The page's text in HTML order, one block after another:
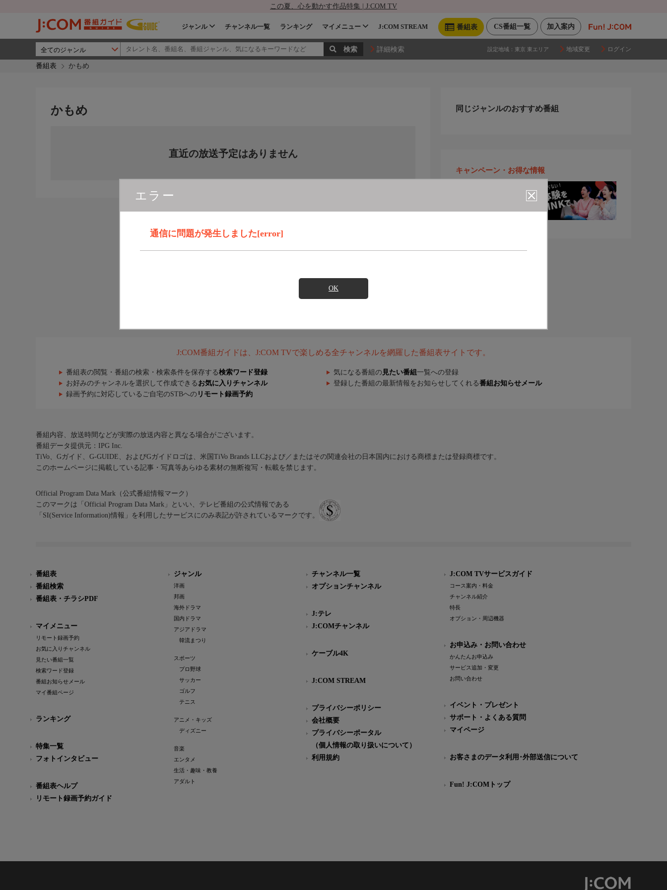
この夏、心を動かす作品特集 | J:COM TV
加入案内
CS番組一覧
番組表
ジャンル チャンネル一覧 ランキング マイメニュー J:COM STREAM
詳細検索 設定地域： 東京 東エリア 地域変更 ログイン
番組表 かもめ
エラー
通信に問題が発生しました[error]
OK
かもめ
直近の放送予定はありません
同じジャンルのおすすめ番組
キャンペーン・お得な情報
J:COM番組ガイドは、J:COM TVで楽しめる全チャンネルを網羅した番組表サイトです。
番組表の閲覧・番組の検索・検索条件を保存する検索ワード登録 気になる番組の 見たい番組 一覧への登録
お好みのチャンネルを選択して作成できる お気に入りチャンネル 登録した番組の最新情報をお知らせしてくれる番組お知らせメール
録画予約に対応しているご自宅のSTBへの リモート録画予約
番組内容、放送時間などが実際の放送内容と異なる場合がございます。
番組データ提供元：IPG Inc.
TiVo、Gガイド、G-GUIDE、およびGガイドロゴは、米国TiVo Brands LLCおよび／またはその関連会社の日本国内における商標または登録商標です。
このホームページに掲載している記事・写真等あらゆる素材の無断複写・転載を禁じます。
Official Program Data Mark（公式番組情報マーク）
このマークは「Official Program Data Mark」といい、テレビ番組の公式情報である
「SI(Service Information)情報」を利用したサービスにのみ表記が許されているマークです。
番組表
番組検索
番組表・チラシPDF
マイメニュー
リモート録画予約
お気に入りチャンネル
見たい番組一覧
検索ワード登録
番組お知らせメール
マイ番組ページ
ランキング
特集一覧
フォトインタビュー
番組表ヘルプ
リモート録画予約ガイド
ジャンル
洋画
邦画
海外ドラマ
国内ドラマ
アジアドラマ
韓流まつり
スポーツ
プロ野球
サッカー
ゴルフ
テニス
アニメ・キッズ
ディズニー
音楽
エンタメ
生活・趣味・教養
アダルト
チャンネル一覧
オプションチャンネル
J:テレ
J:COMチャンネル
ケーブル4K
J:COM STREAM
プライバシーポリシー
会社概要
プライバシーポータル
（個人情報の取り扱いについて）
利用規約
J:COM TVサービスガイド
コース案内・料金
チャンネル紹介
特長
オプション・周辺機器
お申込み・お問い合わせ
かんたんお申込み
サービス追加・変更
お問い合わせ
イベント・プレゼント
サポート・よくある質問
マイページ
お客さまのデータ利用･外部送信について
Fun! J:COMトップ